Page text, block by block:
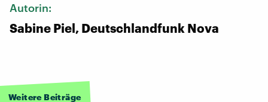
Autorin:
Sabine Piel, Deutschlandfunk Nova
Weitere Beiträge